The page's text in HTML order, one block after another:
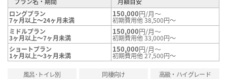
ロングプラン
7ヶ月以上～24ヶ月未満
150,000円/月～
初期費用他 38,500円～
ミドルプラン
3ヶ月以上～7ヶ月未満
150,000円/月～
初期費用他 33,000円～
ショートプラン
1ヶ月以上～3ヶ月未満
150,000円/月～
初期費用他 27,500円～
風呂･トイレ別 同棲向け
高級・ハイグレード